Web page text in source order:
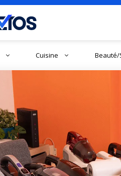
Cuisine Beauté/